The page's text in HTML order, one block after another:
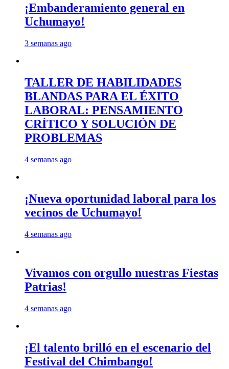
¡Embanderamiento general en
Uchumayo!
3 semanas ago
TALLER DE HABILIDADES
BLANDAS PARA EL ÉXITO
LABORAL: PENSAMIENTO
CRÍTICO Y SOLUCIÓN DE
PROBLEMAS
4 semanas ago
¡Nueva oportunidad laboral para los
vecinos de Uchumayo!
4 semanas ago
Vivamos con orgullo nuestras Fiestas
Patrias!
4 semanas ago
¡El talento brilló en el escenario del
Festival del Chimbango!